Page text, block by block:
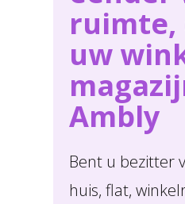
ruimte,
uw
Ambly
Bent u bezitter
huis, flat,